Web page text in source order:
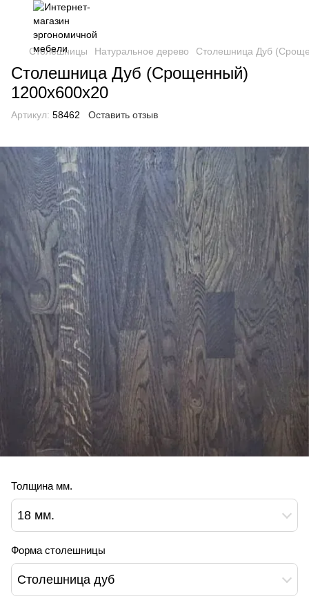
Столешницы Натуральное дерево Столешница Дуб
Столешница Дуб (Срощенный)
1200х600х20
Артикул: 58462 Оставить отзыв
Толщина мм.
18 мм.
Форма столешницы
Столешница дуб